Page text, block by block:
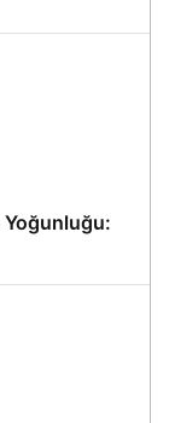
Yoğunluğu: